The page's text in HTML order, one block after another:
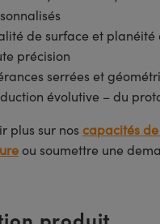
de surface et planéité
précision
serrées et
évolutive – du
plus sur nos capacités
ou soumettre une
produit